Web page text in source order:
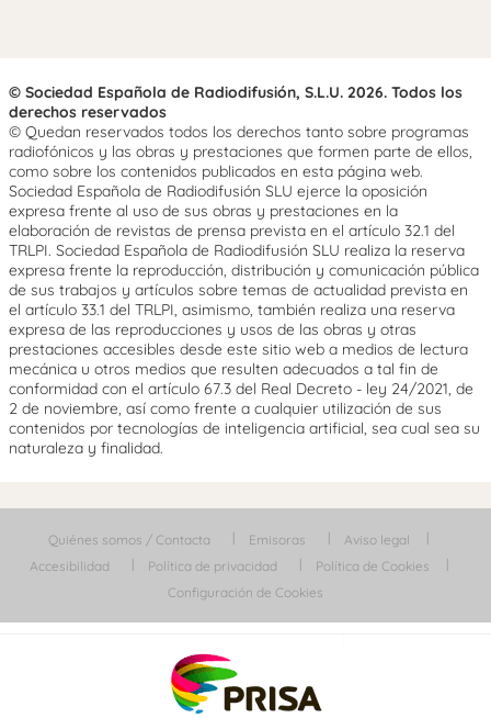
© Sociedad Española de Radiodifusión, S.L.U. 2026. Todos los
derechos reservados
© Quedan reservados todos los derechos tanto sobre programas
radiofónicos y las obras y prestaciones que formen parte de ellos,
como sobre los contenidos publicados en esta página web.
Sociedad Española de Radiodifusión SLU ejerce la oposición
expresa frente al uso de sus obras y prestaciones en la
elaboración de revistas de prensa prevista en el artículo 32.1 del
TRLPI. Sociedad Española de Radiodifusión SLU realiza la reserva
expresa frente la reproducción, distribución y comunicación pública
de sus trabajos y artículos sobre temas de actualidad prevista en
el artículo 33.1 del TRLPI, asimismo, también realiza una reserva
expresa de las reproducciones y usos de las obras y otras
prestaciones accesibles desde este sitio web a medios de lectura
mecánica u otros medios que resulten adecuados a tal fin de
conformidad con el artículo 67.3 del Real Decreto - ley 24/2021, de
2 de noviembre, así como frente a cualquier utilización de sus
contenidos por tecnologías de inteligencia artificial, sea cual sea su
naturaleza y finalidad.
Quiénes somos / Contacta Emisoras
Aviso legal
Accesibilidad
Política de privacidad
Política de Cookies
Configuración de Cookies